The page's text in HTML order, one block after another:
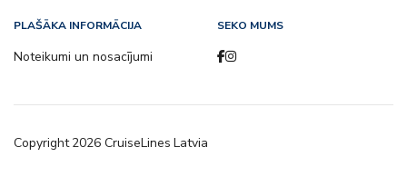
PLAŠĀKA INFORMĀCIJA
Noteikumi un nosacījumi
SEKO MUMS
Copyright2026 CruiseLines Latvia